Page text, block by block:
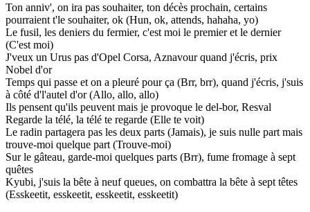
Ton anniv', on ira pas souhaiter, ton décès prochain, certains
pourraient t'le souhaiter, ok (Hun, ok, attends, hahaha, yo)
Le fusil, les deniers du fermier, c'est moi le premier et le dernier
(C'est moi)
J'veux un Urus pas d'Opel Corsa, Aznavour quand j'écris, prix
Nobel d'or
Temps qui passe et on a pleuré pour ça (Brr, brr), quand j'écris, j'suis
à côté d'l'autel d'or (Allo, allo, allo)
Ils pensent qu'ils peuvent mais je provoque le del-bor, Resval
Regarde la télé, la télé te regarde (Elle te voit)
Le radin partagera pas les deux parts (Jamais), je suis nulle part mais
trouve-moi quelque part (Trouve-moi)
Sur le gâteau, garde-moi quelques parts (Brr), fume fromage à sept
quêtes
Kyubi, j'suis la bête à neuf queues, on combattra la bête à sept têtes
(Esskeetit, esskeetit, esskeetit, esskeetit)